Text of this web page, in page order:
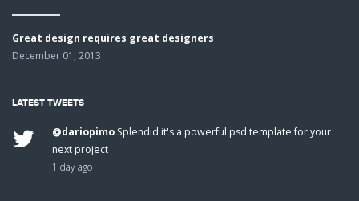
Great design requires great designers
December 01, 2013
LATEST TWEETS
@dariopimo Splendid it's a powerful psd template for your
next project
1 day ago